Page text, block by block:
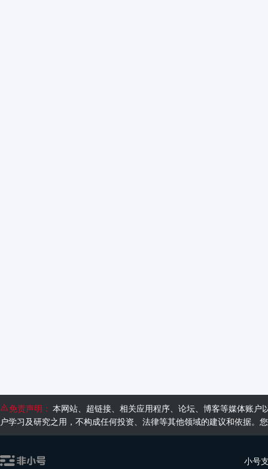
免责声明： 本网站、超链接、相关应用程序、论坛、博客等媒体账
户学习及研究之用，不构成任何投资、法律等其他领域的建议和依据
小号